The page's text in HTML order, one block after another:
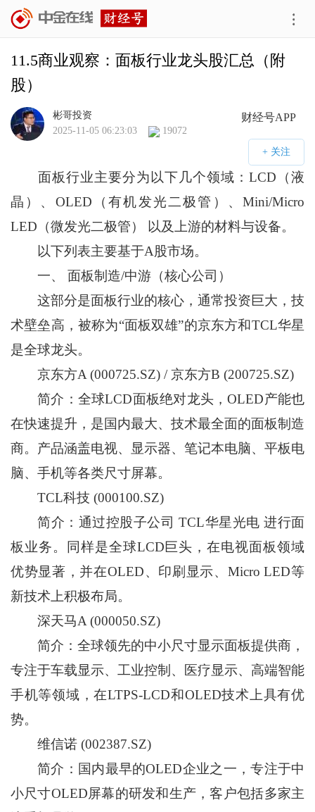
11.5商业观察：面板行业龙头股汇总（附
股）
财经号APP
彬哥投资
2025-11-05 06:23:03
19072
面板行业主要分为以下几个领域：LCD（液
晶）、OLED（有机发光二极管）、Mini/Micro
LED（微发光二极管） 以及上游的材料与设备。
以下列表主要基于A股市场。
一、 面板制造/中游（核心公司）
这部分是面板行业的核心，通常投资巨大，技
术壁垒高，被称为“面板双雄”的京东方和TCL华星
是全球龙头。
京东方A (000725.SZ) / 京东方B (200725.SZ)
简介：全球LCD面板绝对龙头，OLED产能也
在快速提升，是国内最大、技术最全面的面板制造
商。产品涵盖电视、显示器、笔记本电脑、平板电
脑、手机等各类尺寸屏幕。
TCL科技 (000100.SZ)
简介：通过控股子公司 TCL华星光电 进行面
板业务。同样是全球LCD巨头，在电视面板领域
优势显著，并在OLED、印刷显示、Micro LED等
新技术上积极布局。
深天马A (000050.SZ)
简介：全球领先的中小尺寸显示面板提供商，
专注于车载显示、工业控制、医疗显示、高端智能
手机等领域，在LTPS-LCD和OLED技术上具有优
势。
维信诺 (002387.SZ)
简介：国内最早的OLED企业之一，专注于中
小尺寸OLED屏幕的研发和生产，客户包括多家主